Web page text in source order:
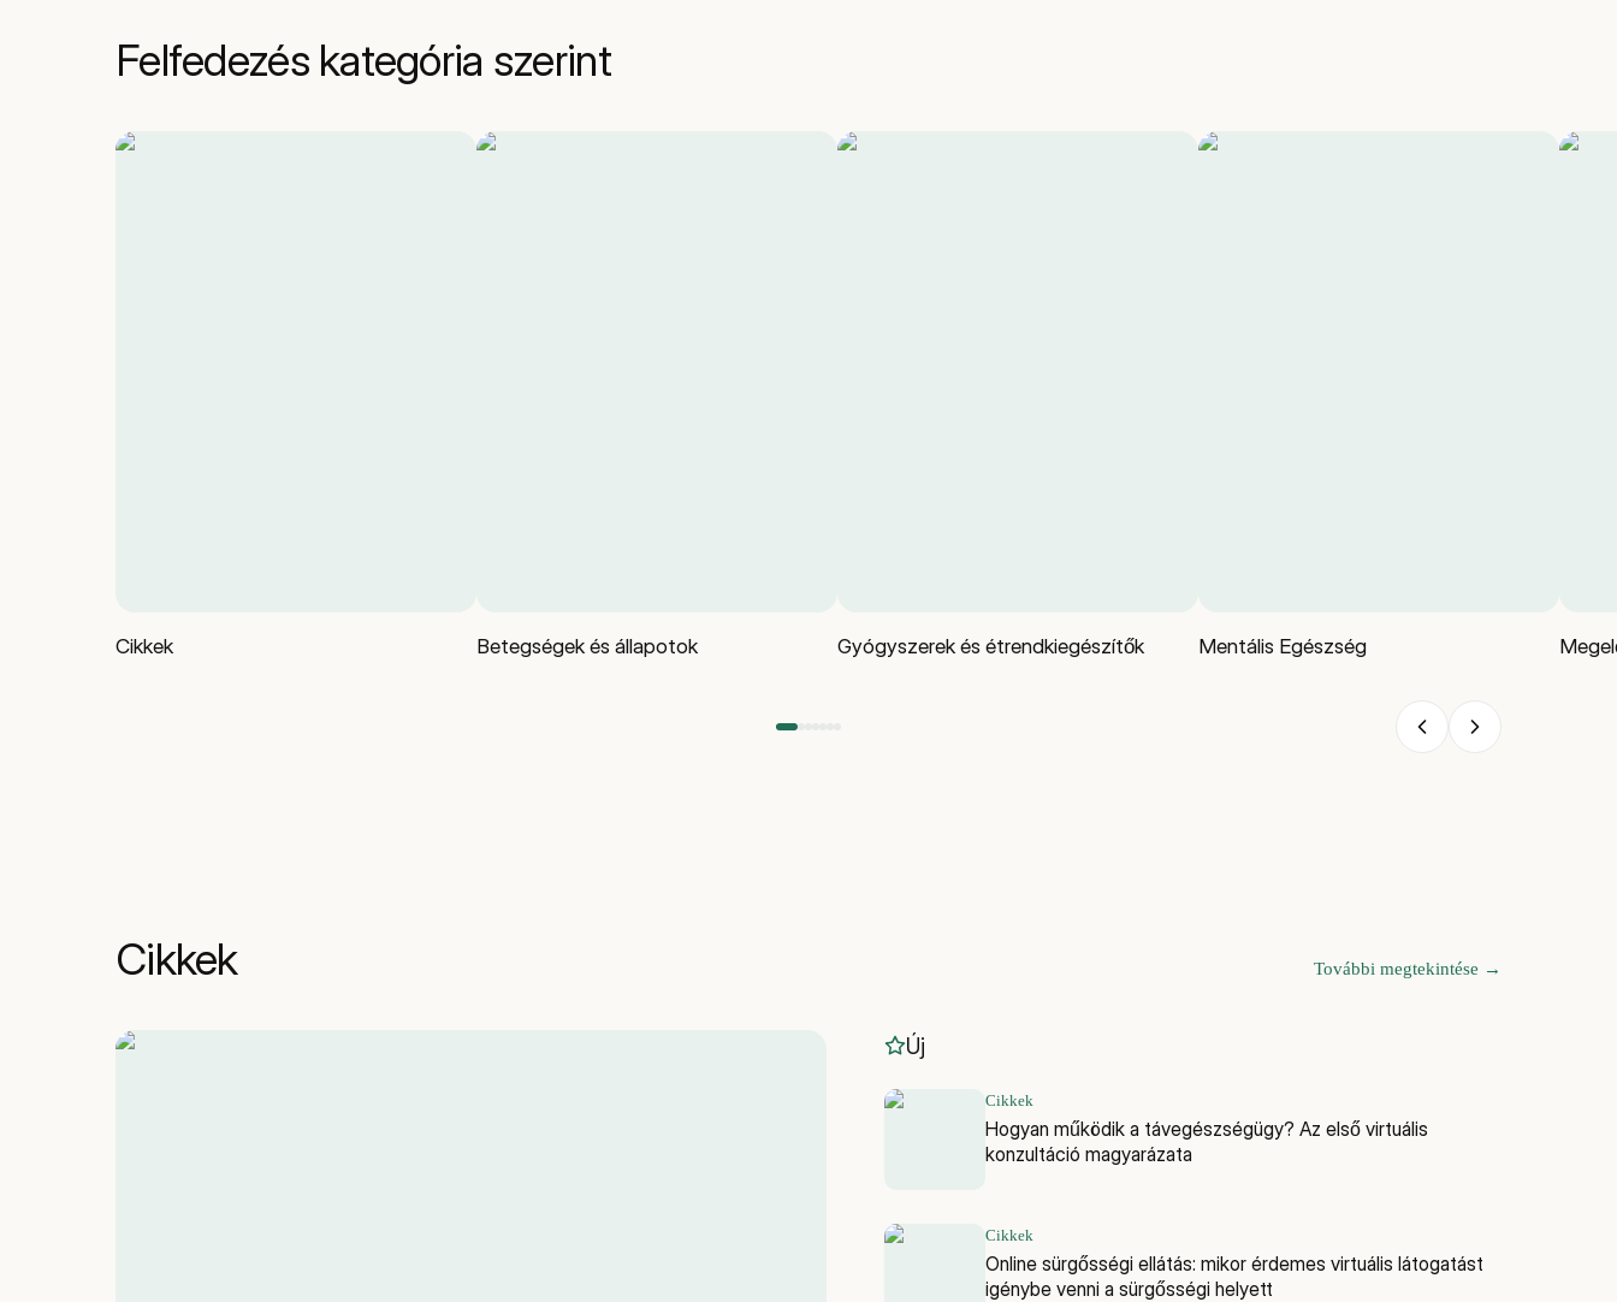
Felfedezés kategória szerint
Cikkek Betegségek és állapotok Gyógyszerek és étrendkiegészítők Mentális Egészség
Cikkek További megtekintése →
Új
Cikkek
Hogyan működik a távegészségügy? Az első virtuális
konzultáció magyarázata
Cikkek
Online sürgősségi ellátás: mikor érdemes virtuális látogatást
igénybe venni a sürgősségi helyett